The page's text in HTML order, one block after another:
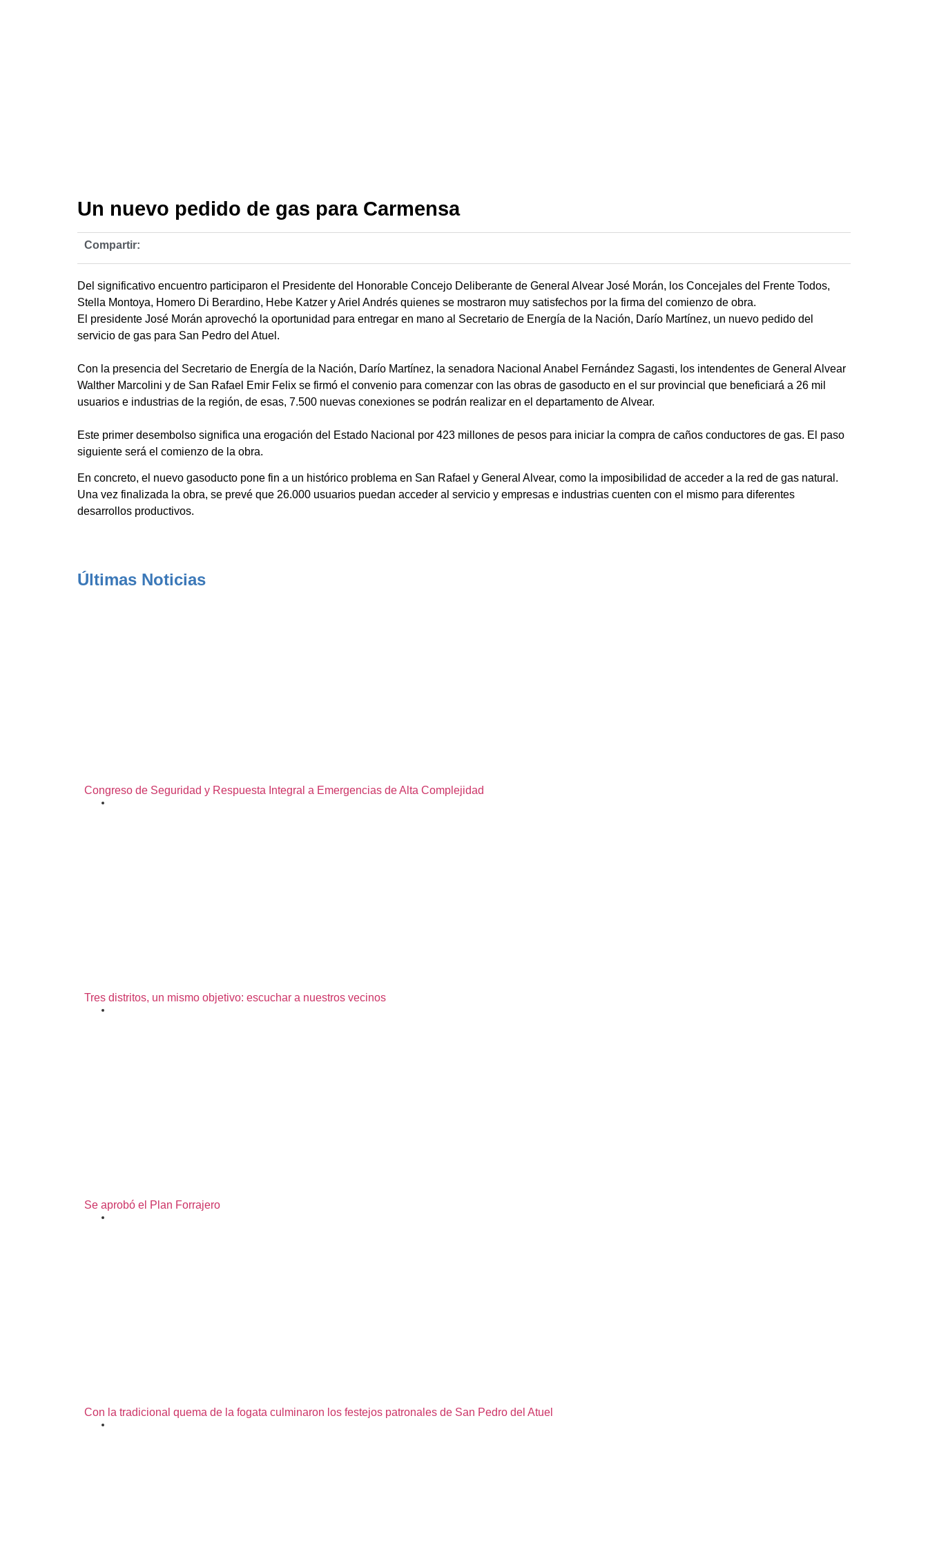
Un nuevo pedido de gas para Carmensa
Compartir:
Del significativo encuentro participaron el Presidente del Honorable Concejo Deliberante de General Alvear José Morán, los Concejales del Frente Todos,
Stella Montoya, Homero Di Berardino, Hebe Katzer y Ariel Andrés quienes se mostraron muy satisfechos por la firma del comienzo de obra.
El presidente José Morán aprovechó la oportunidad para entregar en mano al Secretario de Energía de la Nación, Darío Martínez, un nuevo pedido del
servicio de gas para San Pedro del Atuel.
Con la presencia del Secretario de Energía de la Nación, Darío Martínez, la senadora Nacional Anabel Fernández Sagasti, los intendentes de General Alvear
Walther Marcolini y de San Rafael Emir Felix se firmó el convenio para comenzar con las obras de gasoducto en el sur provincial que beneficiará a 26 mil
usuarios e industrias de la región, de esas, 7.500 nuevas conexiones se podrán realizar en el departamento de Alvear.
Este primer desembolso significa una erogación del Estado Nacional por 423 millones de pesos para iniciar la compra de caños conductores de gas. El paso
siguiente será el comienzo de la obra.
En concreto, el nuevo gasoducto pone fin a un histórico problema en San Rafael y General Alvear, como la imposibilidad de acceder a la red de gas natural.
Una vez finalizada la obra, se prevé que 26.000 usuarios puedan acceder al servicio y empresas e industrias cuenten con el mismo para diferentes
desarrollos productivos.
Últimas Noticias
Congreso de Seguridad y Respuesta Integral a Emergencias de Alta Complejidad
Tres distritos, un mismo objetivo: escuchar a nuestros vecinos
Se aprobó el Plan Forrajero
Con la tradicional quema de la fogata culminaron los festejos patronales de San Pedro del Atuel